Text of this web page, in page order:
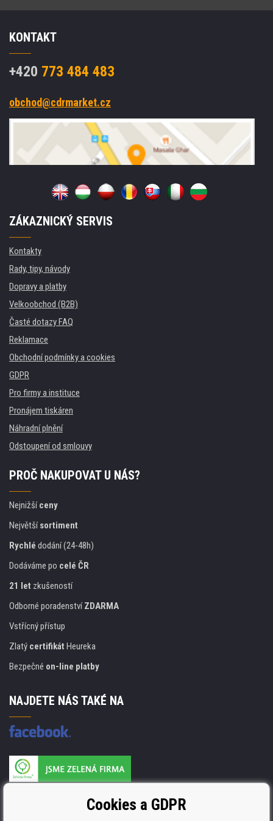
KONTAKT
+420 773 484 483
obchod@cdrmarket.cz
ZÁKAZNICKÝ SERVIS
Kontakty
Rady, tipy, návody
Dopravy a platby
Velkoobchod (B2B)
Časté dotazy FAQ
Reklamace
Obchodní podmínky a cookies
GDPR
Pro firmy a instituce
Pronájem tiskáren
Náhradní plnění
Odstoupení od smlouvy
PROČ NAKUPOVAT U NÁS?
Nejnižšíceny
Největšísortiment
Rychlé dodání (24-48h)
Dodáváme po celé ČR
21 let zkušeností
Odborné poradenstvíZDARMA
Vstřícný přístup
Zlatý certifikát Heureka
Bezpečné on-line platby
NAJDETE NÁS TAKÉ NA
ISO 9001. ISO 14001 a STMC.Cookies a GDPR